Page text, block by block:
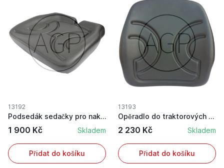
13192
Podsedák sedačky pro nakladače a zdvižné vozíky
1 900 Kč Skladem
Přidat do košíku
13193
Opěradlo do traktorových sedadel
2 230 Kč Skladem
Přidat do košíku